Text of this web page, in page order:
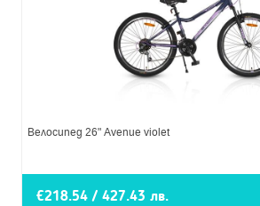
Велосипед 26" Avenue violet
€218.54 / 427.43 лв.